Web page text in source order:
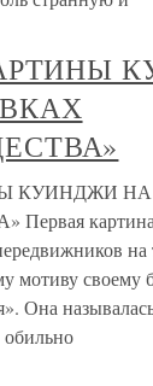
КУИНДЖИ
картина
на
мотиву своему
Она
обильно